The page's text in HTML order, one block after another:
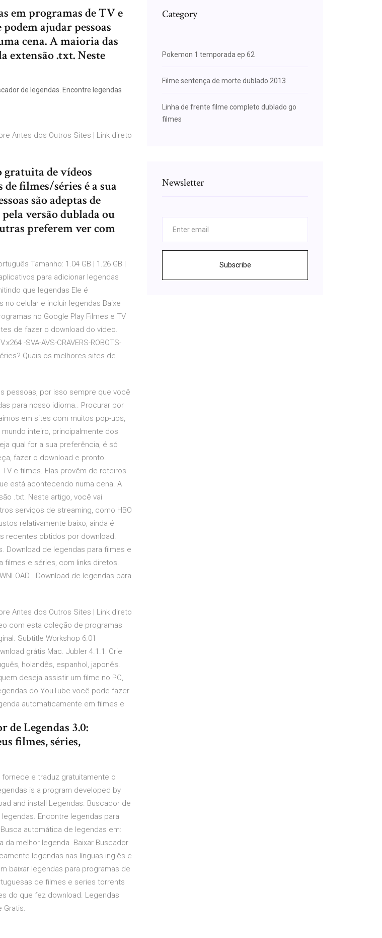
em programas de TV e
ajudar pessoas
cena. A maioria das
extensão .txt. Neste
de legendas. Encontre legendas
Antes dos Outros Sites | Link direto
de vídeos
filmes/séries é a sua
são adeptas de
versão dublada ou
preferem ver com
Tamanho: 1.04 GB | 1.26 GB |
para adicionar legendas
que legendas Ele é
celular e incluir legendas Baixe
no Google Play Filmes e TV
de fazer o download do vídeo.
-SVA-AVS-CRAVERS-ROBOTS-
Quais os melhores sites de
pessoas, por isso sempre que você
para nosso idioma.. Procurar por
em sites com muitos pop-ups,
inteiro, principalmente dos
qual for a sua preferência, é só
fazer o download e pronto.
e filmes. Elas provêm de roteiros
está acontecendo numa cena. A
.txt. Neste artigo, você vai
serviços de streaming, como HBO
relativamente baixo, ainda é
recentes obtidos por download.
Download de legendas para filmes e
filmes e séries, com links diretos.
. Download de legendas para
Antes dos Outros Sites | Link direto
com esta coleção de programas
Subtitle Workshop 6.01
grátis Mac. Jubler 4.1.1: Crie
holandês, espanhol, japonês.
deseja assistir um filme no PC,
do YouTube você pode fazer
automaticamente em filmes e
de Legendas 3.0:
filmes, séries,
e traduz gratuitamente o
is a program developed by
and install Legendas. Buscador de
Encontre legendas para
automática de legendas em:
da melhor legenda Baixar Buscador
legendas nas línguas inglês e
baixar legendas para programas de
de filmes e series torrents
do que fez download. Legendas
Gratis.
Category
Pokemon 1 temporada ep 62
Filme sentença de morte dublado 2013
Linha de frente filme completo dublado go
filmes
Newsletter
Subscribe